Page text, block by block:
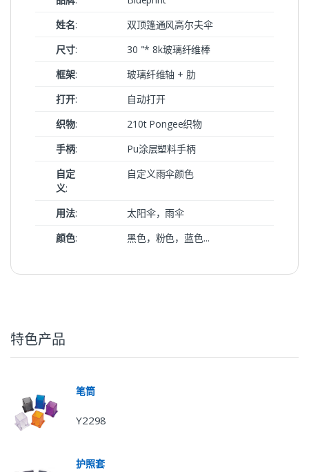
姓名:
双顶篷通风高尔夫伞
尺寸:
30 "* 8k玻璃纤维棒
框架:
玻璃纤维轴 + 肋
打开:
自动打开
织物:
210t Pongee织物
手柄:
Pu涂层塑料手柄
自定
义:
自定义雨伞颜色
用法:
太阳伞，雨伞
颜色: 黑色，粉色，蓝色...
特色产品
笔筒
Y2298
护照套